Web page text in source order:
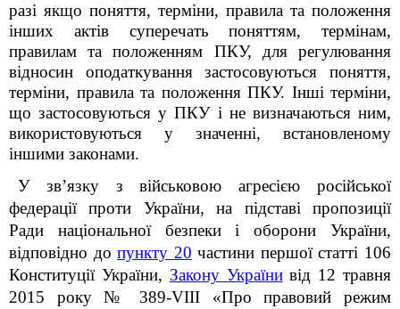
разі якщо поняття, терміни, правила та положення
інших актів суперечать поняттям, термінам,
правилам та положенням ПКУ, для регулювання
відносин оподаткування застосовуються поняття,
терміни, правила та положення ПКУ. Інші терміни,
що застосовуються уПКУі не визначаються ним,
використовуються у значенні, встановленому
іншими законами.
У зв’язку з військовою агресією російської
федерації проти України, на підставі пропозиції
Ради національної безпеки і оборони України,
відповідно допункту 20 частини першої статті 106
Конституції України, Закону Українивід 12 травня
2015 року № 389-VІІІ «Про правовий режим